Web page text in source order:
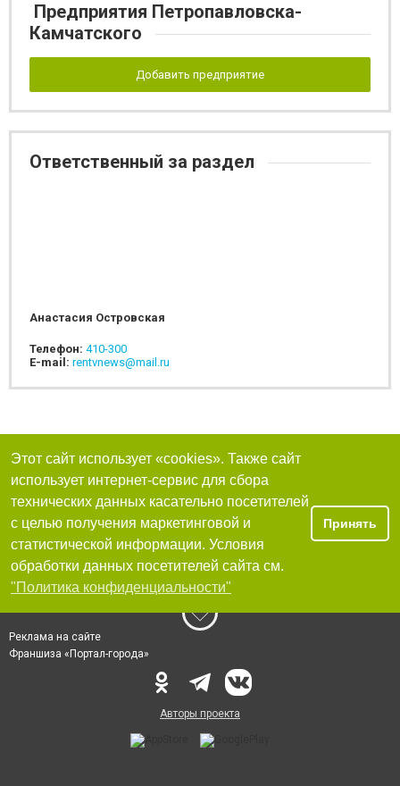
Предприятия Петропавловска-
Камчатского
Добавить предприятие
Ответственный за раздел
Анастасия Островская
Телефон: 410-300
E-mail: rentvnews@mail.ru
Этот сайт использует «cookies». Также сайт
использует интернет-сервис для сбора
технических данных касательно посетителей
с целью получения маркетинговой и
статистической информации. Условия
обработки данных посетителей сайта см.
"Политика конфиденциальности"
Принять
Реклама на сайте
Франшиза «Портал-города»
Авторы проекта